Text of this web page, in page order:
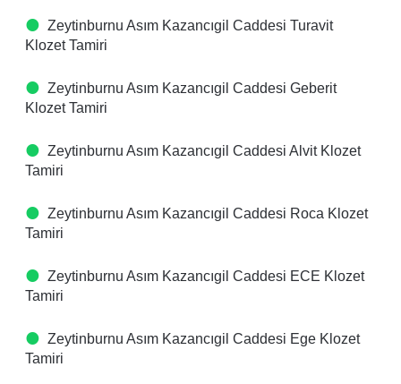
Zeytinburnu Asım Kazancıgil Caddesi Turavit
Klozet Tamiri
Zeytinburnu Asım Kazancıgil Caddesi Geberit
Klozet Tamiri
Zeytinburnu Asım Kazancıgil Caddesi Alvit Klozet
Tamiri
Zeytinburnu Asım Kazancıgil Caddesi Roca Klozet
Tamiri
Zeytinburnu Asım Kazancıgil Caddesi ECE Klozet
Tamiri
Zeytinburnu Asım Kazancıgil Caddesi Ege Klozet
Tamiri